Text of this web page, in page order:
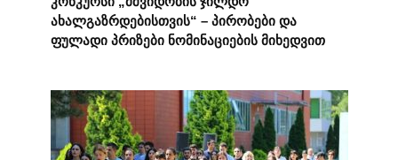
ახალგაზრდებისთვის“ – პირობები და
ფულადი პრიზები ნომინაციების მიხედვით